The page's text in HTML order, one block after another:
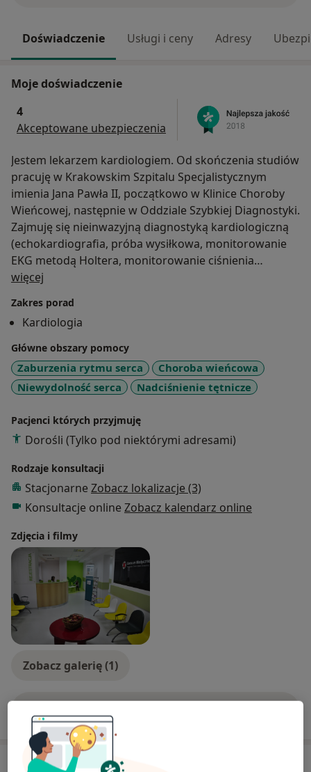
Doświadczenie Usługi i ceny Adresy
Moje doświadczenie
4
Akceptowane ubezpieczenia
Jestem lekarzem kardiologiem. Od skończenia studiów
pracuję w Krakowskim Szpitalu Specjalistycznym
imienia Jana Pawła II, początkowo w Klinice Choroby
Wieńcowej, następnie w Oddziale Szybkiej Diagnostyki.
Zajmuję się nieinwazyjną diagnostyką kardiologiczną
(echokardiografia, próba wysiłkowa, monitorowanie
EKG metodą Holtera, monitorowanie ciśnienia
tętniczego ABPM), leczeniem nadciśnienia tętniczego,
więcej
Zakres porad
Kardiologia
Główne obszary pomocy
Zaburzenia rytmu serca
Choroba wieńcowa
Niewydolność serca
Nadciśnienie tętnicze
Pacjenci których przyjmuję
Dorośli (Tylko pod niektórymi adresami)
Rodzaje konsultacji
Stacjonarne Zobacz lokalizacje (3)
Konsultacje online Zobacz kalendarz online
Zdjęcia i filmy
Zobacz galerię (1)
Usługi i ceny